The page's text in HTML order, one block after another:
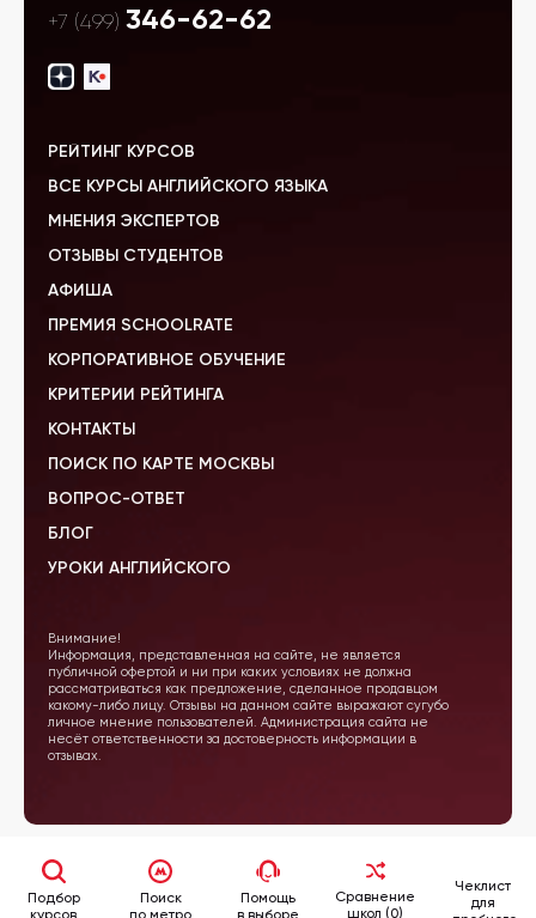
+7 (499) 346-62-62
РЕЙТИНГ КУРСОВ
ВСЕ КУРСЫ АНГЛИЙСКОГО ЯЗЫКА
МНЕНИЯ ЭКСПЕРТОВ
ОТЗЫВЫ СТУДЕНТОВ
АФИША
ПРЕМИЯ SCHOOLRATE
КОРПОРАТИВНОЕ ОБУЧЕНИЕ
КРИТЕРИИ РЕЙТИНГА
КОНТАКТЫ
ПОИСК ПО КАРТЕ МОСКВЫ
ВОПРОС-ОТВЕТ
БЛОГ
УРОКИ АНГЛИЙСКОГО
Внимание!
Информация, представленная на сайте, не является
публичной офертой и ни при каких условиях не должна
рассматриваться как предложение, сделанное продавцом
какому-либо лицу. Отзывы на данном сайте выражают сугубо
личное мнение пользователей. Администрация сайта не
несёт ответственности за достоверность информации в
отзывах.
Подбор
курсов
Поиск
по метро
Помощь
в выборе
Сравнение
школ (0)
Чеклист
для